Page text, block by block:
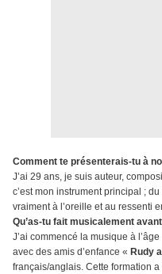
Comment te présenterais-tu à
J’ai 29 ans, je suis auteur,
c’est mon instrument principal ;
vraiment à l’oreille et au ressenti
Qu’as-tu fait musicalement
J’ai commencé la musique à
avec des amis d’enfance « Rudy
français/anglais. Cette formation